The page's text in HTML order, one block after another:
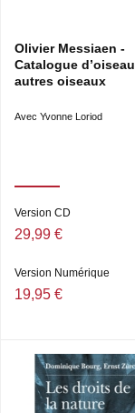
Olivier Messiaen -
Catalogue
autres oiseaux
Avec Yvonne Loriod
Version CD
29,99 €
Version Numérique
19,95 €